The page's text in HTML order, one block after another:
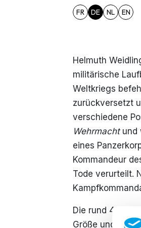
FR DE NL EN
Helmuth
militärische
Weltkriegs
zurückversetzt
verschiedene
Wehrmachtund
eines
Kommandeur
Tode verurteilt.
Die rund
Größe und